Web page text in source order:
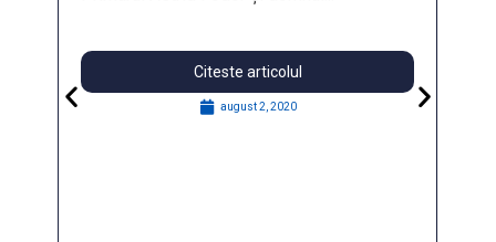
Citeste articolul
august 2, 2020